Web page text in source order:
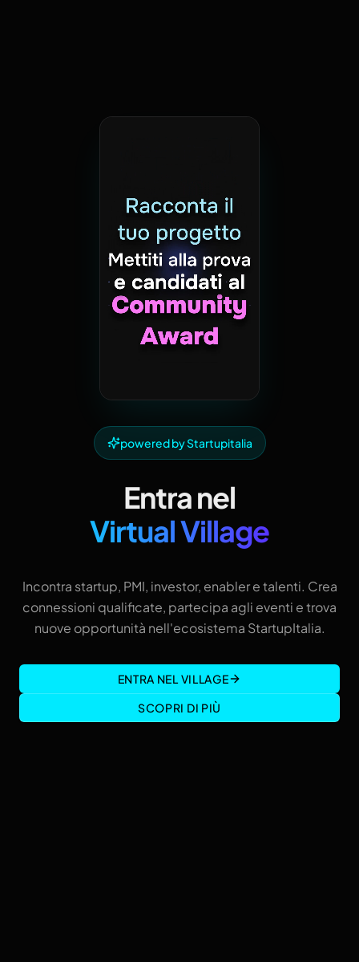
powered by Startupitalia
Entra nel
Virtual Village
Incontra startup, PMI, investor, enabler e talenti. Crea
connessioni qualificate, partecipa agli eventi e trova
nuove opportunità nell'ecosistema StartupItalia.
ENTRA NEL VILLAGE
SCOPRI DI PIÙ